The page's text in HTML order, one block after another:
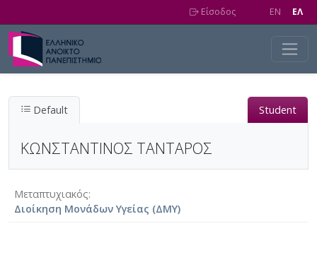
Είσοδος EN EΛ
Default Student
ΚΩΝΣΤΑΝΤΙΝΟΣ ΤΑΝΤΑΡΟΣ
Μεταπτυχιακός
Διοίκηση Μονάδων Υγείας (ΔΜΥ)